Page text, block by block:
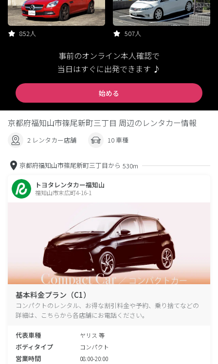
852人 507人
事前のオンライン本人確認で
当日はすぐに出発できます ♪
始める
京都府福知山市篠尾新町三丁目 周辺のレンタカー情報
2 レンタカー店舗 10 車種
京都府福知山市篠尾新町三丁目から 530m
トヨタレンタカー福知山
福知山市末広町4-16-1
基本料金プラン（C1）
コンパクトのレンタル、お得な割引料金や予約、乗り捨てなどの
詳細は、こちらから各店舗にお電話ください。
代表車種 ヤリス 等
ボディタイプ コンパクト
営業時間 08:00-20:00